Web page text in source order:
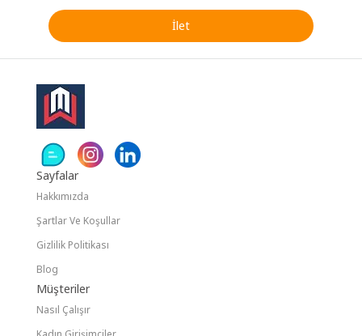
Sayfalar
Hakkımızda
Şartlar Ve Koşullar
Gizlilik Politikası
Blog
Müşteriler
Nasıl Çalışır